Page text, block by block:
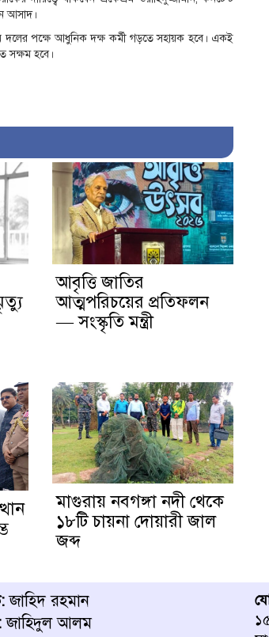
আসাদ।
দলের পক্ষে আধুনিক দক্ষ কর্মী গড়তে সহায়ক হবে। একই
সক্ষম হবে।
আবৃত্তি জাতির
আত্মপরিচয়ের প্রতিফলন
— সংস্কৃতি মন্ত্রী
মাগুরায় নবগঙ্গা নদী থেকে
১৮টি চায়না দোয়ারী জাল
জব্দ
জাহিদ রহমান
জাহিদুল আলম